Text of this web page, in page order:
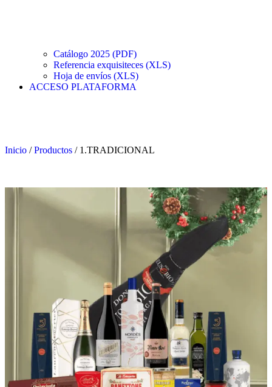
Catálogo 2025 (PDF)
Referencia exquisiteces (XLS)
Hoja de envíos (XLS)
ACCESO PLATAFORMA
Inicio /Productos / 1.TRADICIONAL